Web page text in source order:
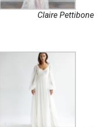
Claire Pettibone